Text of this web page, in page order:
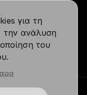
για τη
την ανάλυση
του